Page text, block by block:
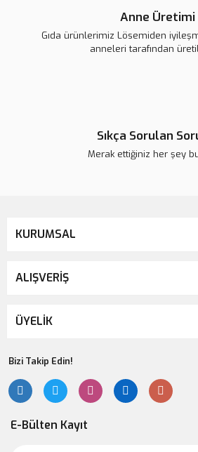
Anne Üretimi
Gıda ürünlerimiz Lösemiden
anneleri tarafından
Sıkça Sorulan
Merak ettiğiniz her şey
KURUMSAL
ALIŞVERİŞ
ÜYELİK
Bizi Takip Edin!
E-Bülten Kayıt